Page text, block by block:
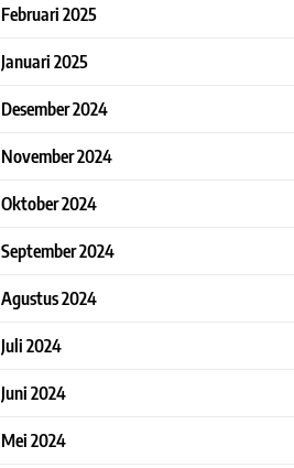
Februari 2025
Januari 2025
Desember 2024
November 2024
Oktober 2024
September 2024
Agustus 2024
Juli 2024
Juni 2024
Mei 2024